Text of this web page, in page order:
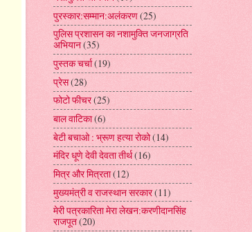
पुरस्कार:सम्मान:अलंकरण(25)
पुलिस प्रशासन का नशामुक्ति जनजाग्रति
अभियान(35)
पुस्तक चर्चा(19)
प्रेस(28)
फोटो फीचर(25)
बाल वाटिका(6)
बेटी बचाओ : भ्रूण हत्या रोको(14)
मंदिर धूणे देवी देवता तीर्थ(16)
मित्र और मित्रता(12)
मुख्यमंत्री व राजस्थान सरकार(11)
मेरी पत्रकारिता मेरा लेखन:करणीदानसिंह
राजपूत(20)